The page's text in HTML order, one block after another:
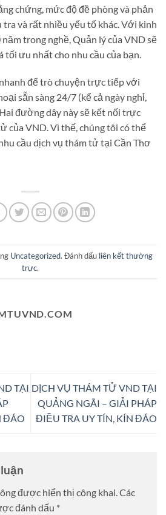
chứng, mức độ đề phòng và phản
và rất nhiều yếu tố khác. Với kinh
trong nghề, Quản lý của VND sẽ
tối ưu nhất cho nhu cầu của bạn.
để trò chuyện trực tiếp với
sẵn sàng 24/7 (kể cả ngày nghỉ,
đường dây này sẽ kết nối trực
của VND. Vì thế, chúng tôi có thể
cầu dịch vụ thám tử tại Cần Thơ
Uncategorized. Đánh dấu liên kết thường
trực.
TẠI
ĐÁO
DỊCH VỤ THÁM TỬ VND TẠI
QUẢNG NGÃI – GIẢI PHÁP
ĐIỀU TRA UY TÍN, KÍN ĐÁO
được hiển thị công khai.Các
đánh dấu *